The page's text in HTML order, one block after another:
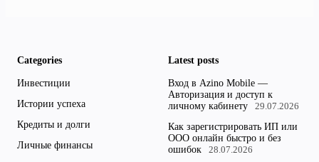
Categories
Инвестиции
Истории успеха
Кредиты и долги
Личные финансы
Latest posts
Вход в Azino Mobile —
Авторизация и доступ к
личному кабинету
29.07.2026
Как зарегистрировать ИП или
ООО онлайн быстро и без
ошибок
28.07.2026